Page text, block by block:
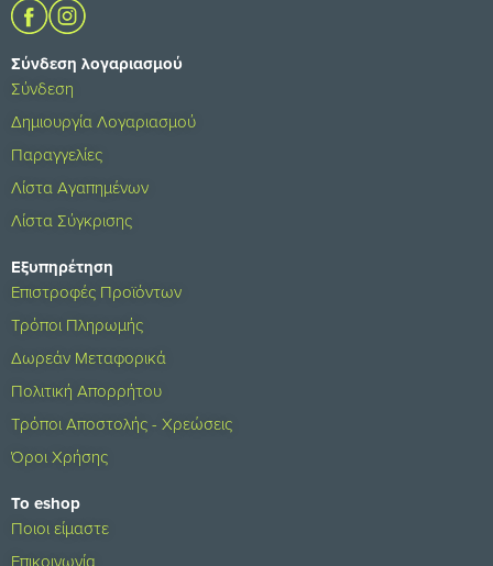
Σύνδεση λογαριασμού
Σύνδεση
Δημιουργία Λογαριασμού
Παραγγελίες
Λίστα Αγαπημένων
Λίστα Σύγκρισης
Εξυπηρέτηση
Επιστροφές Προϊόντων
Τρόποι Πληρωμής
Δωρεάν Μεταφορικά
Πολιτική Απορρήτου
Τρόποι Αποστολής - Χρεώσεις
Όροι Χρήσης
Το eshop
Ποιοι είμαστε
Επικοινωνία